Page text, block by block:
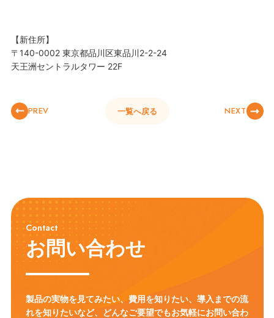
【新住所】
〒140-0002 東京都品川区東品川2-2-24
天王洲セントラルタワー 22F
PREV 一覧へ戻る NEXT
Contact
お問い合わせ
製品の実物を見てみたい、費用を知りたい、導入までの流
れを知りたいなど、
どんなご要望でもお気軽にお問い合わ